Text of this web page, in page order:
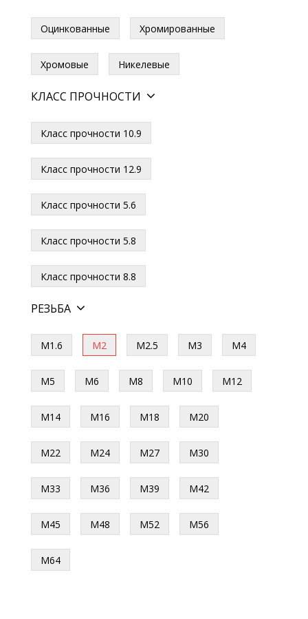
Оцинкованные Хромированные
Хромовые Никелевые
КЛАСС ПРОЧНОСТИ
Класс прочности 10.9
Класс прочности 12.9
Класс прочности 5.6
Класс прочности 5.8
Класс прочности 8.8
РЕЗЬБА
М1.6 М2 М2.5 М3 М4
М5 М6 М8 М10 М12
М14 М16 М18 М20
М22 М24 М27 М30
М33 М36 М39 М42
М45 М48 М52 М56
М64